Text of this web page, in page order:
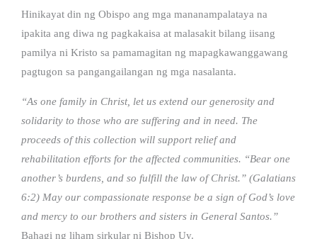
Hinikayat din ng Obispo ang mga mananampalataya na
ipakita ang diwa ng pagkakaisa at malasakit bilang iisang
pamilya ni Kristo sa pamamagitan ng mapagkawanggawang
pagtugon sa pangangailangan ng mga nasalanta.
“As one family in Christ, let us extend our generosity and
solidarity to those who are suffering and in need. The
proceeds of this collection will support relief and
rehabilitation efforts for the affected communities. “Bear one
another’s burdens, and so fulfill the law of Christ.” (Galatians
6:2) May our compassionate response be a sign of God’s love
and mercy to our brothers and sisters in General Santos.”
Bahagi ng liham sirkular ni Bishop Uy.